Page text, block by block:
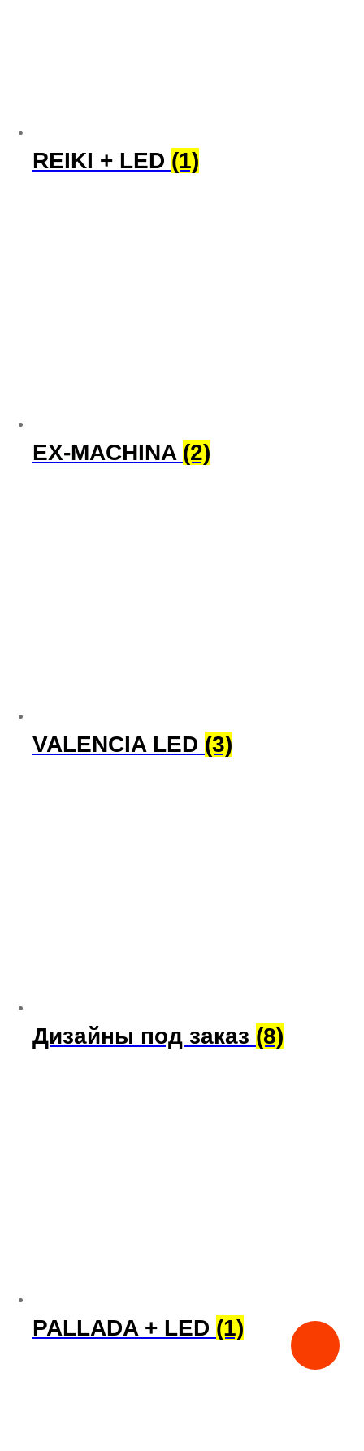
REIKI + LED (1)
EX-MACHINA (2)
VALENCIA LED (3)
Дизайны под заказ (8)
PALLADA + LED (1)